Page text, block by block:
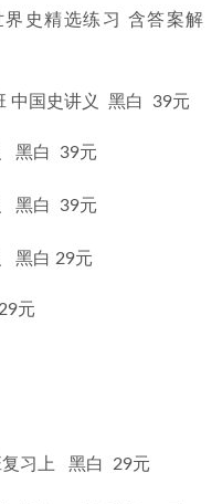
史精选练习 含答案解
中国史讲义 黑白 39元
黑白  39元
黑白  39元
黑白 29元
元
复习上 黑白 29元